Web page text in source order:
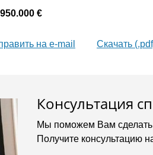
€
на e-mail Скачать
Консультация
Мы поможем Вам
Получите консультацию